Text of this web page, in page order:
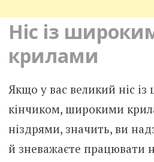
Ніс із
крилами
Якщо у вас великий ніс
кінчиком, широкими
ніздрями, значить, ви
й зневажаєте працювати